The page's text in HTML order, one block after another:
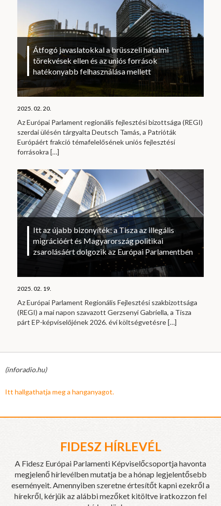
Átfogó javaslatokkal a brüsszeli hatalmi
törekvések ellen és az uniós források
hatékonyabb felhasználása mellett
2025. 02. 20.
Az Európai Parlament regionális fejlesztési bizottsága (REGI)
szerdai ülésén tárgyalta Deutsch Tamás, a Patrióták
Európáért frakció témafelelősének uniós fejlesztési
forrásokra […]
Itt az újabb bizonyíték: a Tisza az illegális
migrációért és Magyarország politikai
zsarolásáért dolgozik az Európai Parlamentben
2025. 02. 19.
Az Európai Parlament Regionális Fejlesztési szakbizottsága
(REGI) a mai napon szavazott Gerzsenyi Gabriella, a Tisza
párt EP-képviselőjének 2026. évi költségvetésre[…]
(inforadio.hu)
Itt hallgathatja meg a hanganyagot.
FIDESZ HÍRLEVÉL
A Fidesz Európai Parlamenti Képviselőcsoportja havonta
megjelenő hírlevélben mutatja be a hónap legjelentősebb
eseményeit. Amennyiben szeretne értesítőt kapni ezekről a
hírekről, kérjük az alábbi mezőket kitöltve iratkozzon fel